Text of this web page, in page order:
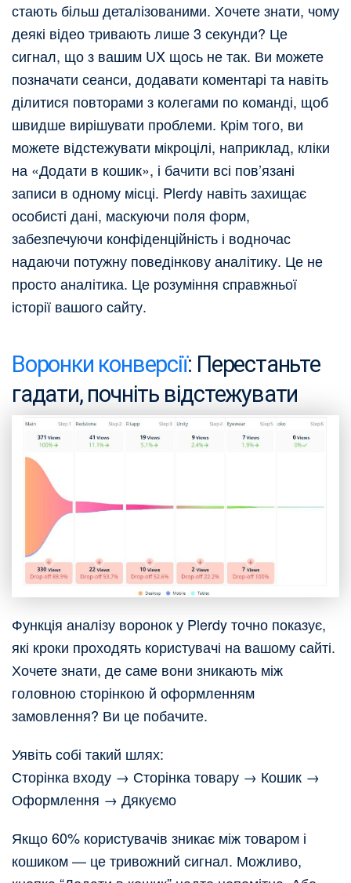
стають більш деталізованими. Хочете знати, чому
деякі відео тривають лише 3 секунди? Це
сигнал, що з вашим UX щось не так. Ви можете
позначати сеанси, додавати коментарі та навіть
ділитися повторами з колегами по команді, щоб
швидше вирішувати проблеми. Крім того, ви
можете відстежувати мікроцілі, наприклад, кліки
на «Додати в кошик», і бачити всі пов’язані
записи в одному місці. Plerdy навіть захищає
особисті дані, маскуючи поля форм,
забезпечуючи конфіденційність і водночас
надаючи потужну поведінкову аналітику. Це не
просто аналітика. Це розуміння справжньої
історії вашого сайту.
Воронки конверсії: Перестаньте
гадати, почніть відстежувати
Функція аналізу воронок у Plerdy точно показує,
які кроки проходять користувачі на вашому сайті.
Хочете знати, де саме вони зникають між
головною сторінкою й оформленням
замовлення? Ви це побачите.
Уявіть собі такий шлях:
Сторінка входу → Сторінка товару → Кошик →
Оформлення → Дякуємо
Якщо 60% користувачів зникає між товаром і
кошиком — це тривожний сигнал. Можливо,